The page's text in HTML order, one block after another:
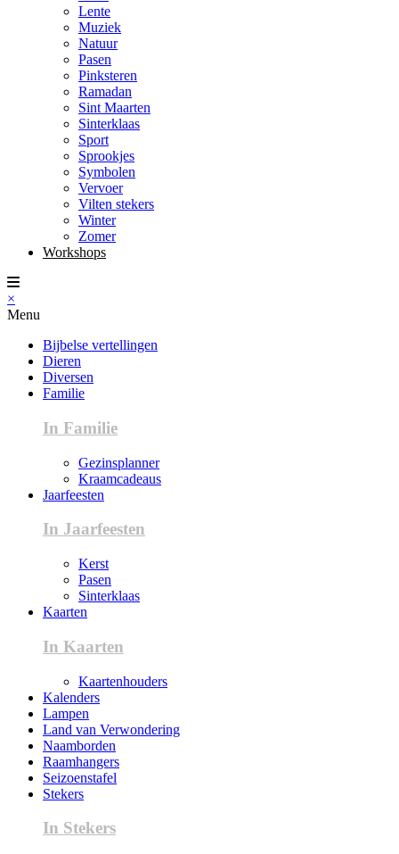
Lente
Muziek
Natuur
Pasen
Pinksteren
Ramadan
Sint Maarten
Sinterklaas
Sport
Sprookjes
Symbolen
Vervoer
Vilten stekers
Winter
Zomer
Workshops
×
Menu
Bijbelse vertellingen
Dieren
Diversen
Familie
In Familie
Gezinsplanner
Kraamcadeaus
Jaarfeesten
In Jaarfeesten
Kerst
Pasen
Sinterklaas
Kaarten
In Kaarten
Kaartenhouders
Kalenders
Lampen
Land van Verwondering
Naamborden
Raamhangers
Seizoenstafel
Stekers
In Stekers